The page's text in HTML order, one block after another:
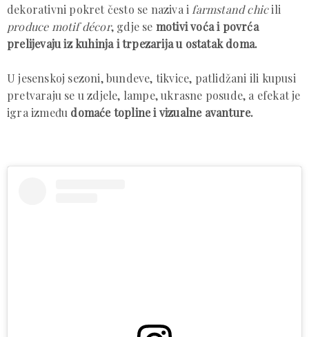
dekorativni pokret često se naziva i farmstand chicili
produce motif décor, gdje se motivi voća i povrća
prelijevaju iz kuhinja i trpezarija u ostatak doma.
U jesenskoj sezoni, bundeve, tikvice, patlidžani ili kupusi
pretvaraju se u zdjele, lampe, ukrasne posude, a efekat je
igra između domaće topline i vizualne avanture.